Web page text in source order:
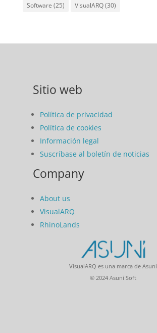
Software (25) VisualARQ(30)
Sitio web
Política de privacidad
Política de cookies
Información legal
Suscríbase al boletín de noticias
Company
About us
VisualARQ
RhinoLands
VisualARQ es una marca de Asuni
© 2024 Asuni Soft